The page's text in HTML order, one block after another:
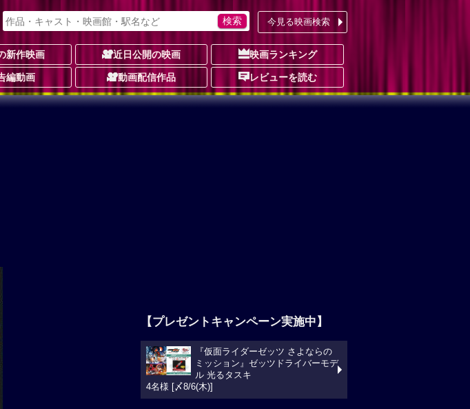
今見る映画検索
新作映画 近日公開の映画 映画ランキング
編動画 動画配信作品 レビューを読む
【プレゼントキャンペーン実施中】
『仮面ライダーゼッツ さよならの
ミッション』ゼッツドライバーモデ
ル 光るタスキ
4名様 [〆8/6(木)]